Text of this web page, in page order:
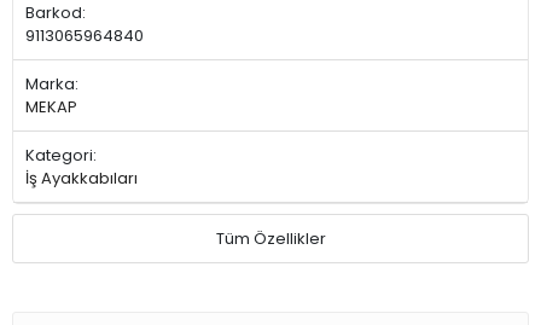
Barkod:
9113065964840
Marka:
MEKAP
Kategori:
İş Ayakkabıları
Tüm Özellikler